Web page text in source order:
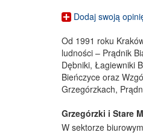
Dodaj swoją
Od 1991 roku
ludności – Prądnik
Dębniki, Łagiewniki
Bieńczyce oraz
Grzegórzkach,
Grzegórzki i Stare
W sektorze